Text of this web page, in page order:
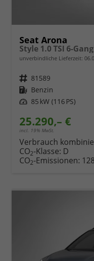
Seat Arona
Style 1.0 TSI 6-Gang
unverbindliche Lieferzeit:
Fahrzeugnr. 81589
Kraftstoff Benzin
Leistung 85 kW (116 PS)
25.290,– €
incl. 19% MwSt.
Verbrauch
CO2-Klasse: D
CO2-Emissionen: